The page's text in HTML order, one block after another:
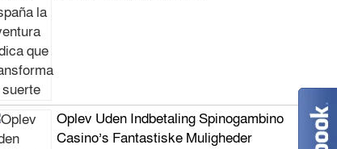
Oplev Uden Indbetaling Spinogambino
Casino’s Fantastiske Muligheder